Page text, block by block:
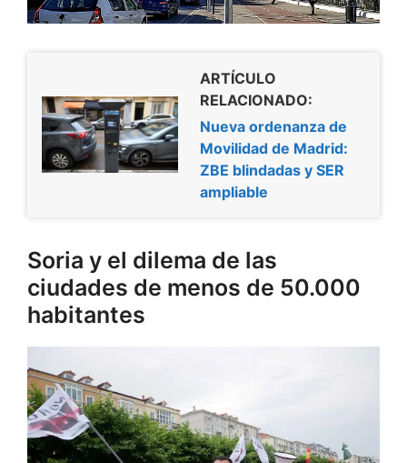
ARTÍCULO
RELACIONADO:
Nueva ordenanza de
Movilidad de Madrid:
ZBE blindadas y SER
ampliable
Soria y el dilema de las
ciudades de menos de 50.000
habitantes